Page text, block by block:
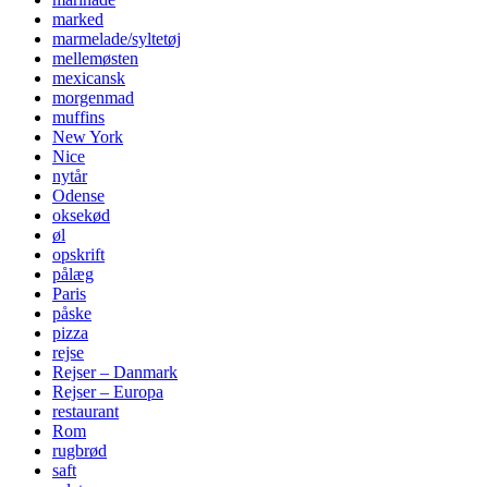
marked
marmelade/syltetøj
mellemøsten
mexicansk
morgenmad
muffins
New York
Nice
nytår
Odense
oksekød
øl
opskrift
pålæg
Paris
påske
pizza
rejse
Rejser – Danmark
Rejser – Europa
restaurant
Rom
rugbrød
saft